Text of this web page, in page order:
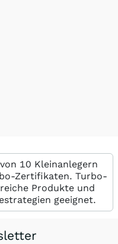
10 Kleinanlegern
Zertifikaten. Turbo-
Produkte und
geeignet.